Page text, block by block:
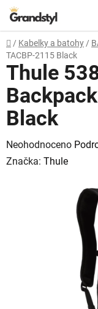
Přejít na obsah
Domů
/ Kabelky a batohy /
TACBP-2115 Black
Thule
Black
Průměrné hodnocení
Neohodnoceno
Značka: Thule